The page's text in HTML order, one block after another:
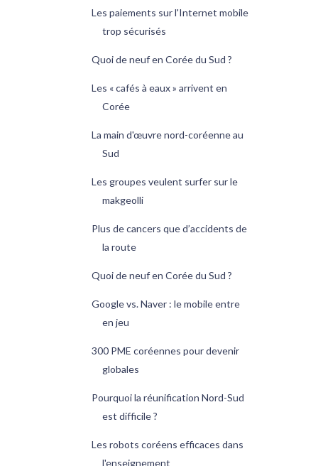
Les paiements sur l'Internet mobile
trop sécurisés
Quoi de neuf en Corée du Sud ?
Les « cafés à eaux » arrivent en
Corée
La main d'œuvre nord-coréenne au
Sud
Les groupes veulent surfer sur le
makgeolli
Plus de cancers que d’accidents de
la route
Quoi de neuf en Corée du Sud ?
Google vs. Naver : le mobile entre
en jeu
300 PME coréennes pour devenir
globales
Pourquoi la réunification Nord-Sud
est difficile ?
Les robots coréens efficaces dans
l'enseignement